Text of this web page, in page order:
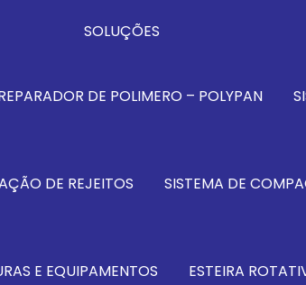
SOLUÇÕES
DE POLIMERO – POLYPAN
DE REJEITOS SISTEMA DE
E EQUIPAMENTOS ESTEIRA